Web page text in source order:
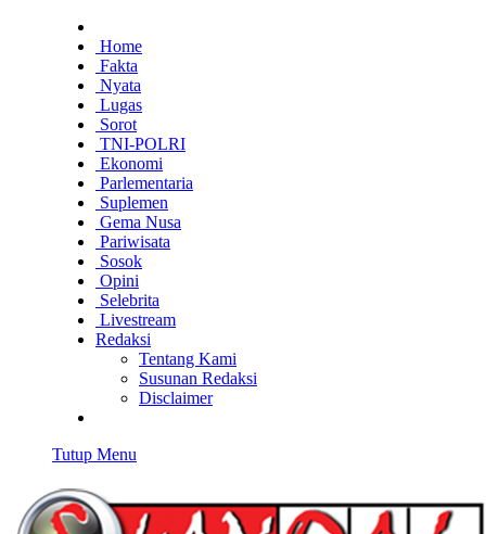
Home
Fakta
Nyata
Lugas
Sorot
TNI-POLRI
Ekonomi
Parlementaria
Suplemen
Gema Nusa
Pariwisata
Sosok
Opini
Selebrita
Livestream
Redaksi
Tentang Kami
Susunan Redaksi
Disclaimer
Tutup Menu